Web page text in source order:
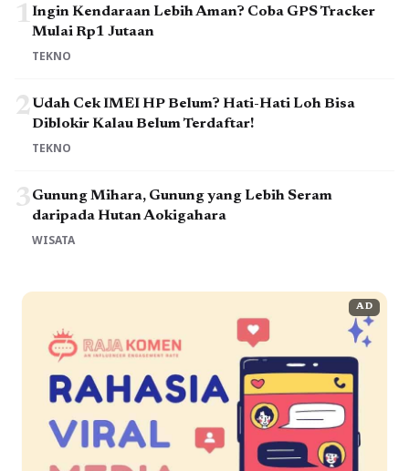
1Ingin Kendaraan Lebih Aman? Coba GPS Tracker
Mulai Rp1 Jutaan
TEKNO
2Udah Cek IMEI HP Belum? Hati-Hati Loh Bisa
Diblokir Kalau Belum Terdaftar!
TEKNO
3Gunung Mihara, Gunung yang Lebih Seram
daripada Hutan Aokigahara
WISATA
AD